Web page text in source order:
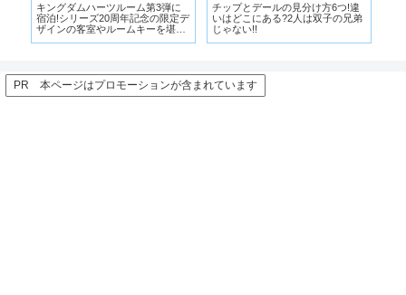
トゥーンタウンには花火工場があ
る?トゥーンタウンで見られるト
ラブルの形跡
ディズニーお正月イベント2023!限
定グリーティングとグッズ・メニ
ュー情報まとめ!!
PR 本ページはプロモーションが含まれています